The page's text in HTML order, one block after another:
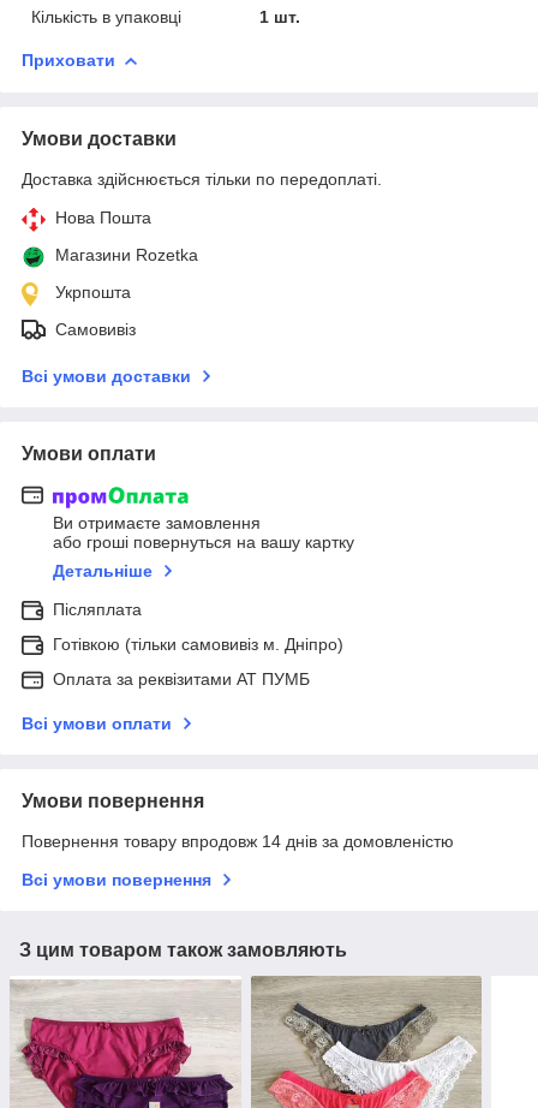
Кількість в упаковці 1 шт.
Приховати
Умови доставки
Доставка здійснюється тільки по передоплаті.
Нова Пошта
Магазини Rozetka
Укрпошта
Самовивіз
Всі умови доставки
Умови оплати
Ви отримаєте замовлення
або гроші повернуться на вашу картку
Детальніше
Післяплата
Готівкою (тільки самовивіз м. Дніпро)
Оплата за реквізитами АТ ПУМБ
Всі умови оплати
Умови повернення
Повернення товару впродовж 14 днів за домовленістю
Всі умови повернення
З цим товаром також замовляють